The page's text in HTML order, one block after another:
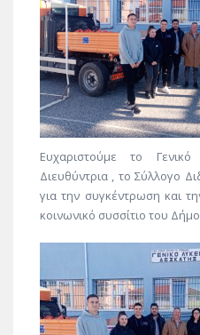
Ευχαριστούμε το
Διευθύντρια , το Σύλλογο
για την συγκέντρωση και
κοινωνικό συσσίτιο του